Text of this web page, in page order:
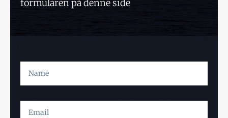
formularen på denne side